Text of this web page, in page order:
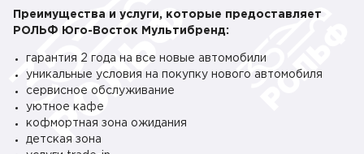
Преимущества и услуги, которые предоставляет
РОЛЬФ Юго-Восток Мультибренд:
гарантия 2 года на все новые автомобили
уникальные условия на покупку нового автомобиля
сервисное обслуживание
уютное кафе
кофмортная зона ожидания
детская зона